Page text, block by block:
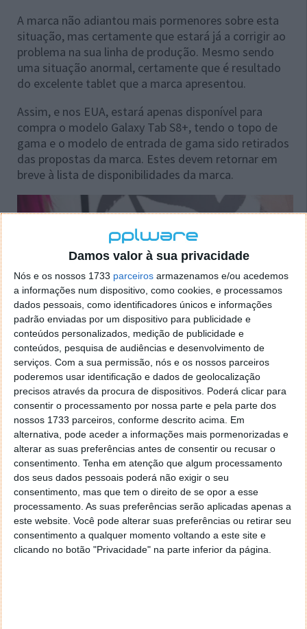
Damos valor à sua privacidade
Nós e os nossos 1733 parceiros armazenamos e/ou acedemos
a informações num dispositivo, como cookies, e processamos
dados pessoais, como identificadores únicos e informações
padrão enviadas por um dispositivo para publicidade e
conteúdos personalizados, medição de publicidade e
conteúdos, pesquisa de audiências e desenvolvimento de
serviços. Com a sua permissão, nós e os nossos parceiros
poderemos usar identificação e dados de geolocalização
precisos através da procura de dispositivos. Poderá clicar para
consentir o processamento por nossa parte e pela parte dos
nossos 1733 parceiros, conforme descrito acima. Em
alternativa, pode aceder a informações mais pormenorizadas e
alterar as suas preferências antes de consentir ou recusar o
consentimento. Tenha em atenção que algum processamento
dos seus dados pessoais poderá não exigir o seu
consentimento, mas que tem o direito de se opor a esse
processamento. As suas preferências serão aplicadas apenas a
este website. Você pode alterar suas preferências ou retirar seu
consentimento a qualquer momento voltando a este site e
clicando no botão "Privacidade" na parte inferior da página.
A marca não adiantou mais pormenores sobre esta
situação, mas certamente que estará já a corrigir ao
problema na sua linha de produção. Mesmo sendo
uma situação anormal, certamente que é resultado
do excelente tablet que a marca apresentou.
Assim, e nos EUA, estará apenas disponível para
compra o modelo Galaxy Tab S8+, tendo o topo de
gama e o modelo de entrada de gama sido retirados
das propostas da marca. Estes devem retornar em
breve à lista de disponibilidades da marca.
Este novo tablet da Samsung tem agradado de
forma elevada aos clientes da marca. Com
especificações de topo, garante uma excelente
proposta para os utilizadores, garantindo hardware
excelente e comparável ao que a marca revelou com
os novos Galaxy S22.
A Samsung deverá estar a ter um resultado acima do
esperado com as vendas quer do Galaxy S22, quer do
Galaxy Tab S8. O facto de terem uma procura
demasiado elevada é a prova disso mesmo e em
breve deve surgir ainda mais informação nesta área.